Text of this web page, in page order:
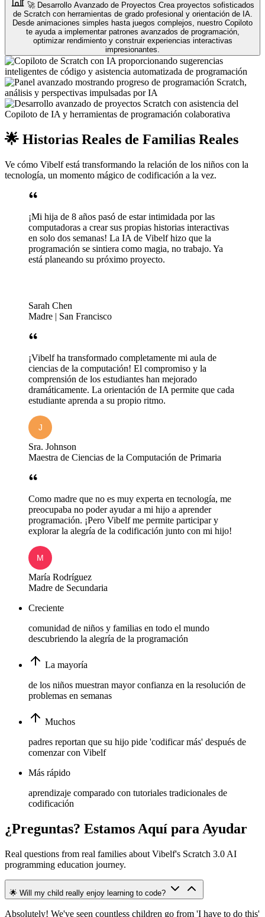
🚀 Desarrollo Avanzado de Proyectos Crea proyectos sofisticados
de Scratch con herramientas de grado profesional y orientación de IA.
Desde animaciones simples hasta juegos complejos, nuestro Copiloto
te ayuda a implementar patrones avanzados de programación,
optimizar rendimiento y construir experiencias interactivas
impresionantes.
🌟 Historias Reales de Familias Reales
Ve cómo Vibelf está transformando la relación de los niños con la
tecnología, un momento mágico de codificación a la vez.
¡Mi hija de 8 años pasó de estar intimidada por las
computadoras a crear sus propias historias interactivas
en solo dos semanas! La IA de Vibelf hizo que la
programación se sintiera como magia, no trabajo. Ya
está planeando su próximo proyecto.
Sarah Chen
Madre | San Francisco
¡Vibelf ha transformado completamente mi aula de
ciencias de la computación! El compromiso y la
comprensión de los estudiantes han mejorado
dramáticamente. La orientación de IA permite que cada
estudiante aprenda a su propio ritmo.
Sra. Johnson
Maestra de Ciencias de la Computación de Primaria
Como madre que no es muy experta en tecnología, me
preocupaba no poder ayudar a mi hijo a aprender
programación. ¡Pero Vibelf me permite participar y
explorar la alegría de la codificación junto con mi hijo!
María Rodríguez
Madre de Secundaria
Creciente
comunidad de niños y familias en todo el mundo
descubriendo la alegría de la programación
La mayoría
de los niños muestran mayor confianza en la resolución de
problemas en semanas
Muchos
padres reportan que su hijo pide 'codificar más' después de
comenzar con Vibelf
Más rápido
aprendizaje comparado con tutoriales tradicionales de
codificación
¿Preguntas? Estamos Aquí para Ayudar
Real questions from real families about Vibelf's Scratch 3.0 AI
programming education journey.
🌟 Will my child really enjoy learning to code?
Absolutely! We've seen countless children go from 'I have to do this'